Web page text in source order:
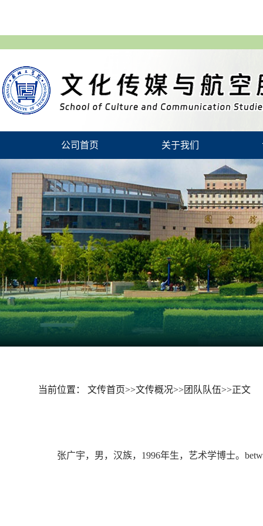
公司首页 关于我们
当前位置： 文传首页>>文传概况>>团队队伍>>正文
张广宇，男，汉族， 1996年生，艺术学博士。